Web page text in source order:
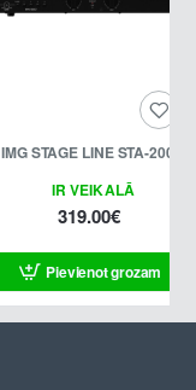
IR VEIKALĀ
IMG STAGE LINE STA-200D
319.00€
Pievienot grozam